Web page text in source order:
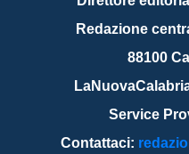
Redazione
88100
Service
Contattaci: